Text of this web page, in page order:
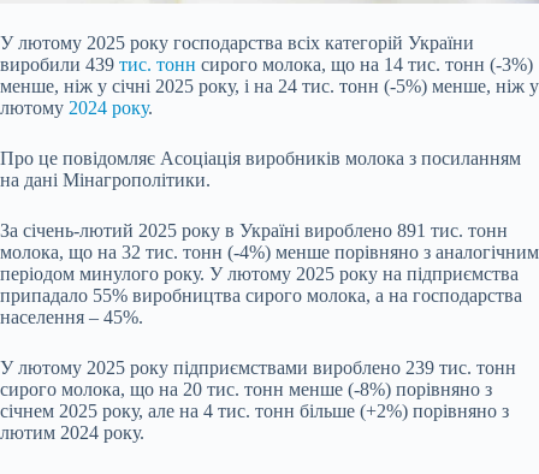
У лютому 2025 року господарства всіх категорій України
виробили 439 тис. тонн сирого молока, що на 14 тис. тонн (-3%)
менше, ніж у січні 2025 року, і на 24 тис. тонн (-5%) менше, ніж у
лютому 2024 року.
Про це повідомляє Асоціація виробників молока з посиланням
на дані Мінагрополітики.
За січень-лютий 2025 року в Україні вироблено 891 тис. тонн
молока, що на 32 тис. тонн (-4%) менше порівняно з аналогічним
періодом минулого року. У лютому 2025 року на підприємства
припадало 55% виробництва сирого молока, а на господарства
населення – 45%.
У лютому 2025 року підприємствами вироблено 239 тис. тонн
сирого молока, що на 20 тис. тонн менше (-8%) порівняно з
січнем 2025 року, але на 4 тис. тонн більше (+2%) порівняно з
лютим 2024 року.